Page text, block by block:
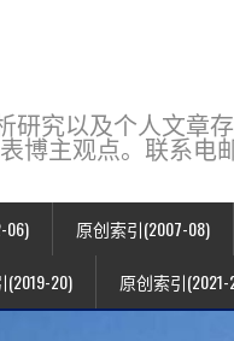
析研究以及个人文
主观点。联系电邮
06) 原创索引(2007-08)
20) 原创索引(2021-